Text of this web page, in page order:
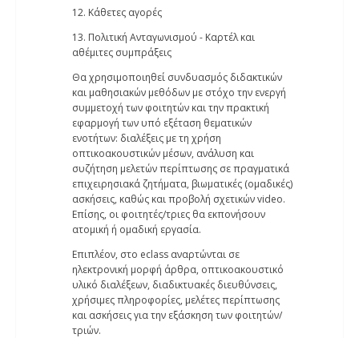
12. Κάθετες αγορές
13. Πολιτική Ανταγωνισμού - Καρτέλ και
αθέμιτες συμπράξεις
Θα χρησιμοποιηθεί συνδυασμός διδακτικών
και μαθησιακών μεθόδων με στόχο την ενεργή
συμμετοχή των φοιτητών και την πρακτική
εφαρμογή των υπό εξέταση θεματικών
ενοτήτων: διαλέξεις με τη χρήση
οπτικοακουστικών μέσων, ανάλυση και
συζήτηση μελετών περίπτωσης σε πραγματικά
επιχειρησιακά ζητήματα, βιωματικές (ομαδικές)
ασκήσεις, καθώς και προβολή σχετικών video.
Επίσης, οι φοιτητές/τριες θα εκπονήσουν
ατομική ή ομαδική εργασία.
Επιπλέον, στο eclass αναρτώνται σε
ηλεκτρονική μορφή άρθρα, οπτικοακουστικό
υλικό διαλέξεων, διαδικτυακές διευθύνσεις,
χρήσιμες πληροφορίες, μελέτες περίπτωσης
και ασκήσεις για την εξάσκηση των φοιτητών/
τριών.